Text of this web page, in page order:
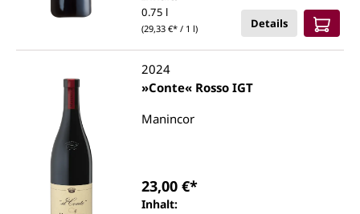
0.75 l
(29,33 €* / 1 l) Details
2024
»Conte« Rosso IGT
Manincor
Inhalt:
23,00 €*